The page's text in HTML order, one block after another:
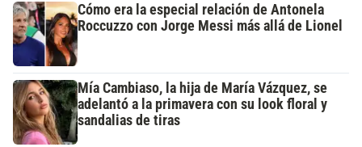
Cómo era la especial relación de Antonela
Roccuzzo con Jorge Messi más allá de Lionel
Mía Cambiaso, la hija de María Vázquez, se
adelantó a la primavera con su look floral y
sandalias de tiras